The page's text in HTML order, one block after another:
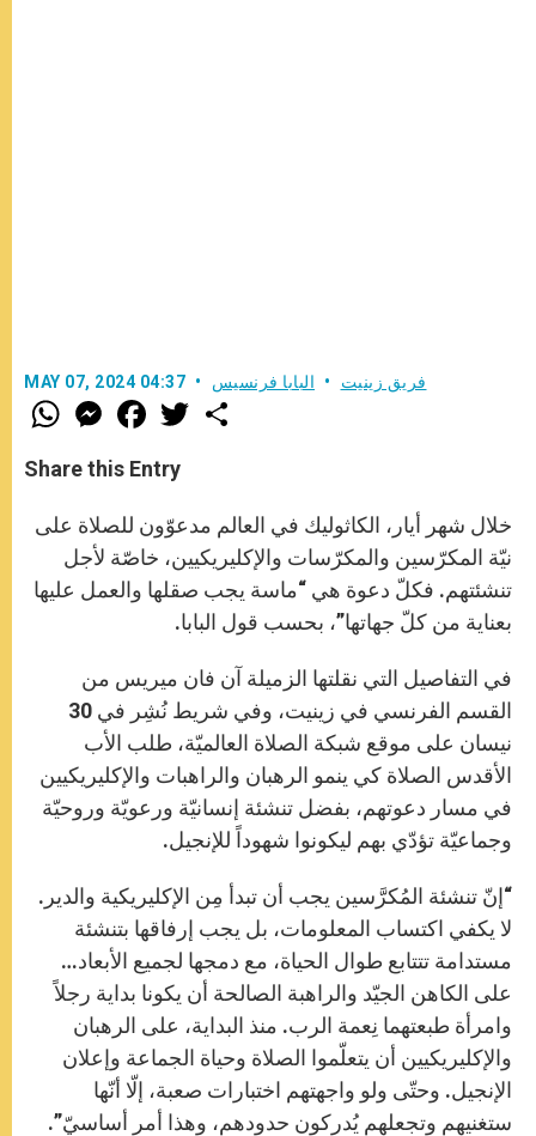
MAY 07, 2024 04:37 فريق زينيت البابا فرنسيس
W
h
t
s
p
p
M
e
s
e
g
e
r
F
a
e
b
o
k
w
r
Share this Entry
خلال شهر أيار، الكاثوليك في العالم مدعوّون للصلاة على
نيّة المكرّسين والمكرّسات والإكليريكيين، خاصّة لأجل
تنشئتهم. فكلّ دعوة هي “ماسة يجب صقلها والعمل عليها
بعناية من كلّ جهاتها”، بحسب قول البابا.
في التفاصيل التي نقلتها الزميلة آن فان ميريس من
القسم الفرنسي في زينيت، وفي شريط نُشِر في 30
نيسان على موقع شبكة الصلاة العالميّة، طلب الأب
الأقدس الصلاة كي ينمو الرهبان والراهبات والإكليريكيين
في مسار دعوتهم، بفضل تنشئة إنسانيّة ورعويّة وروحيّة
وجماعيّة تؤدّي بهم ليكونوا شهوداً للإنجيل.
“إنّ تنشئة المُكرَّسين يجب أن تبدأ مِن الإكليريكية والدير.
لا يكفي اكتساب المعلومات، بل يجب إرفاقها بتنشئة
مستدامة تتتابع طوال الحياة، مع دمجها لجميع الأبعاد…
على الكاهن الجيّد والراهبة الصالحة أن يكونا بداية رجلاً
وامرأة طبعتهما نِعمة الرب. منذ البداية، على الرهبان
والإكليريكيين أن يتعلّموا الصلاة وحياة الجماعة وإعلان
الإنجيل. وحتّى ولو واجهتهم اختبارات صعبة، إلّا أنّها
ستغنيهم وتجعلهم يُدركون حدودهم، وهذا أمر أساسيّ”.